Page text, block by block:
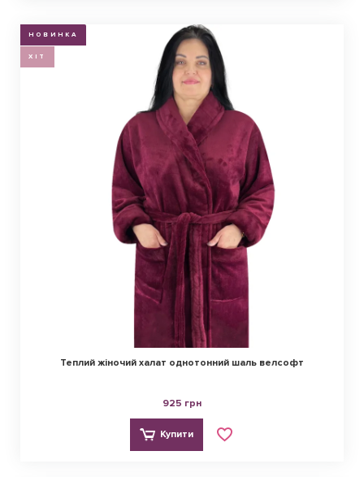
НОВИНКА
ХІТ
Теплий жіночий халат однотонний шаль велсофт
925 грн
Купити